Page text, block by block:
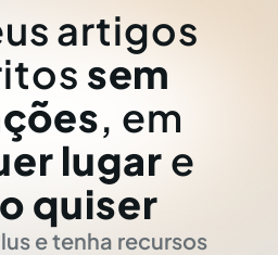
artigos
sem
, em
lugar e
quiser
e tenha recursos